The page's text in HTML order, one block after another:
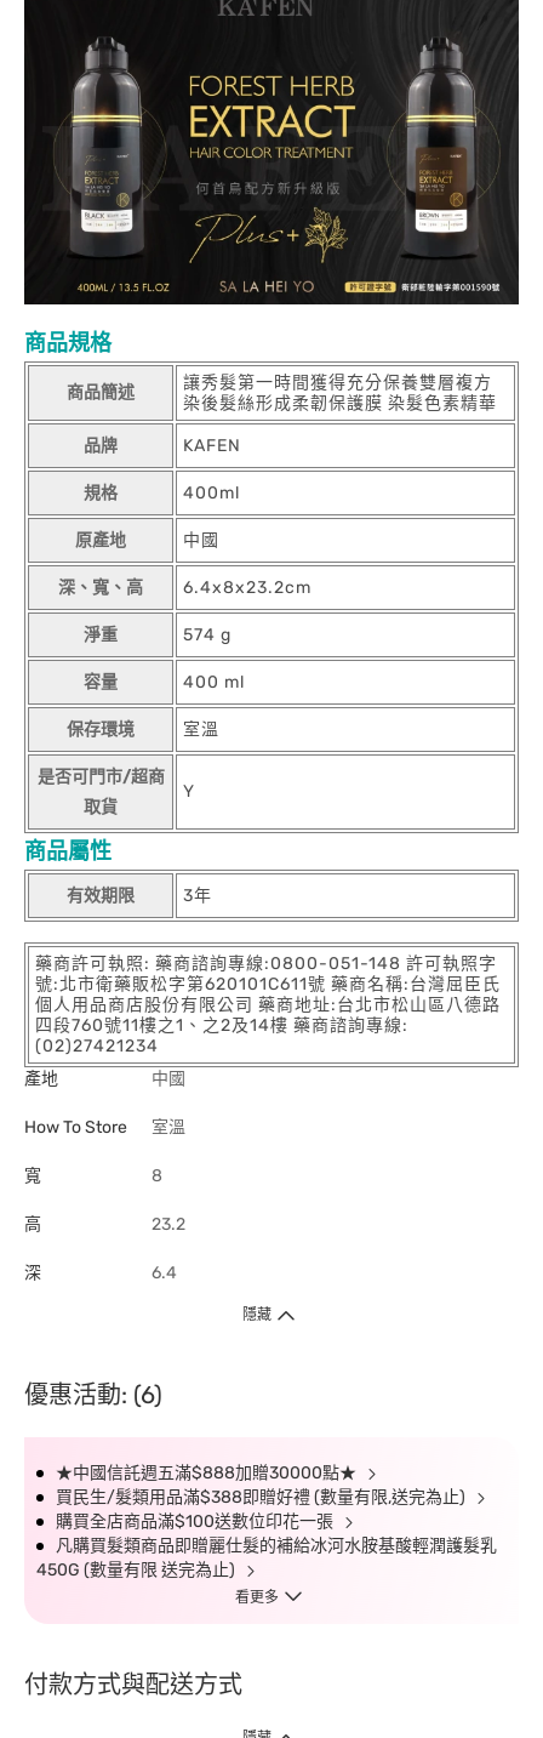
商品規格
商品簡述
讓秀髮第一時間獲得充分保養雙層複方
染後髮絲形成柔韌保護膜 染髮色素精華
品牌 KAFEN
規格 400ml
原產地 中國
深、寬、高 6.4x8x23.2cm
淨重 574 g
容量 400 ml
保存環境 室溫
是否可門市/超商
取貨
Y
商品屬性
有效期限 3年
藥商許可執照: 藥商諮詢專線:0800-051-148 許可執照字
號:北市衛藥販松字第620101C611號 藥商名稱:台灣屈臣氏
個人用品商店股份有限公司 藥商地址:台北市松山區八德路
四段760號11樓之1、之2及14樓 藥商諮詢專線:
(02)27421234
產地
中國
How To Store 室溫
寬 8
高 23.2
深 6.4
隱藏
優惠活動: (6)
★中國信託週五滿$888加贈30000點★
買民生/髮類用品滿$388即贈好禮 (數量有限,送完為止)
購買全店商品滿$100送數位印花一張
凡購買髮類商品即贈麗仕髮的補給冰河水胺基酸輕潤護髮乳
450G (數量有限 送完為止)
看更多
付款方式與配送方式